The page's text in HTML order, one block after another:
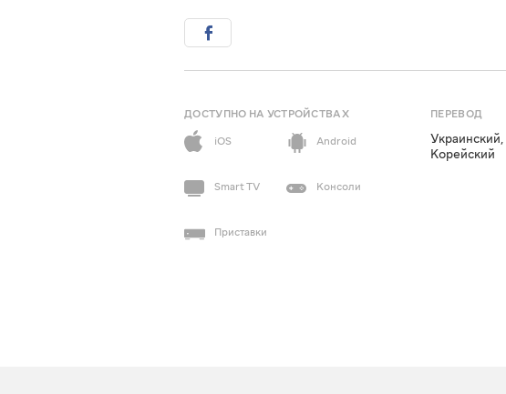
ДОСТУПНО НА УСТРОЙСТВАХ
iOS
Android
Smart TV Консоли
Приставки
ПЕРЕВОД
Украинский,
Корейский